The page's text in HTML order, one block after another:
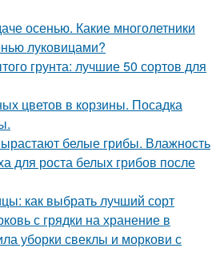
осенью. Какие многолетники
луковицами?
грунта: лучшие 50 сортов для
цветов в корзины. Посадка
белые грибы. Влажность
для роста белых грибов после
как выбрать лучший сорт
с грядки на хранение в
уборки свеклы и моркови с